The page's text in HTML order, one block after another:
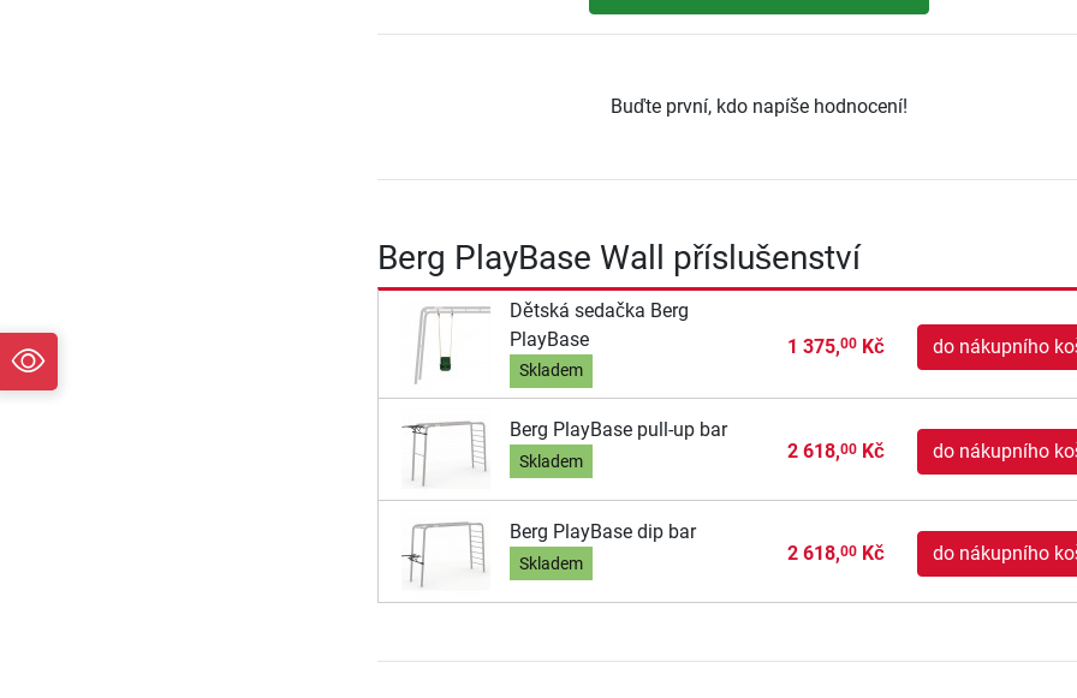
Buďte první, kdo napíše hodnocení!
Berg PlayBase Wall příslušenství
Dětská sedačka Berg
PlayBase
Skladem
1 375,00Kč do nákupního
Berg PlayBase pull-up bar
Skladem 2 618,00Kč do nákupního
Berg PlayBase dip bar
Skladem 2 618,00Kč do nákupního